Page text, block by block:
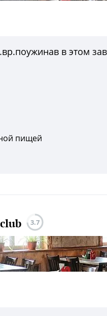
в этом
пищей
3.7